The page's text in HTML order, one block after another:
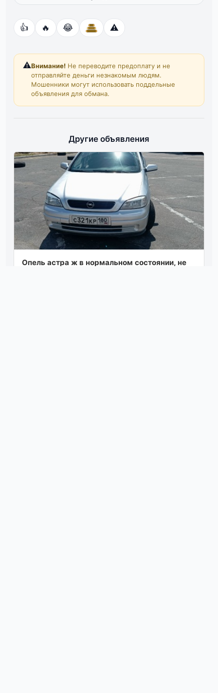
👍 🔥 😂 ⚠️
⚠️Внимание! Не переводите предоплату и не
отправляйте деньги незнакомым людям.
Мошенники могут использовать поддельные
объявления для обмана.
Другие объявления
Опель астра ж в нормальном состоянии, не